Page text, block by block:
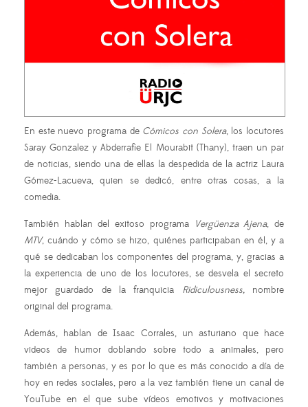
En este nuevo programa de Cómicos con Solera, los locutores
Saray Gonzalez y Abderrafie El Mourabit (Thany), traen un par
de noticias, siendo una de ellas la despedida de la actriz Laura
Gómez-Lacueva, quien se dedicó, entre otras cosas, a la
comedia.
También hablan del exitoso programa Vergüenza Ajena, de
MTV, cuándo y cómo se hizo, quiénes participaban en él, y a
qué se dedicaban los componentes del programa, y, gracias a
la experiencia de uno de los locutores, se desvela el secreto
mejor guardado de la franquicia Ridiculousness, nombre
original del programa.
Además, hablan de Isaac Corrales, un asturiano que hace
videos de humor doblando sobre todo a animales, pero
también a personas, y es por lo que es más conocido a día de
hoy en redes sociales, pero a la vez también tiene un canal de
YouTube en el que sube vídeos emotivos y motivaciones